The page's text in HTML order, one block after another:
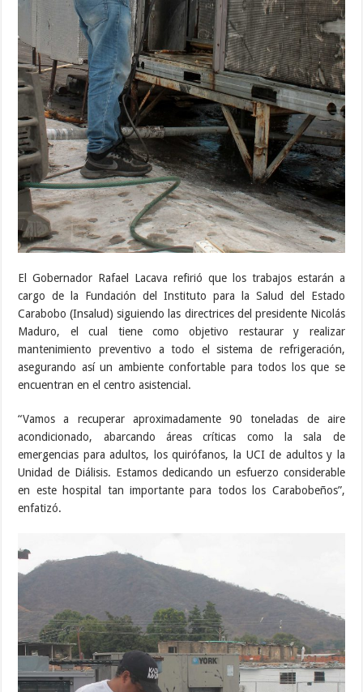
El Gobernador Rafael Lacava refirió que los trabajos estarán a
cargo de la Fundación del Instituto para la Salud del Estado
Carabobo (Insalud) siguiendo las directrices del presidente Nicolás
Maduro, el cual tiene como objetivo restaurar y realizar
mantenimiento preventivo a todo el sistema de refrigeración,
asegurando así un ambiente confortable para todos los que se
encuentran en el centro asistencial.
“Vamos a recuperar aproximadamente 90 toneladas de aire
acondicionado, abarcando áreas críticas como la sala de
emergencias para adultos, los quirófanos, la UCI de adultos y la
Unidad de Diálisis. Estamos dedicando un esfuerzo considerable
en este hospital tan importante para todos los Carabobeños”,
enfatizó.